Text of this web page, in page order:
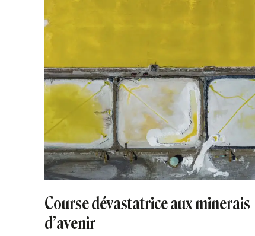
Course dévastatrice aux minerais
d’avenir